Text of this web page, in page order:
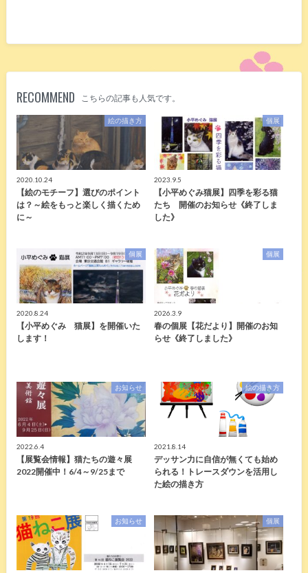
RECOMMEND こちらの記事も人気です。
絵の描き方
2020.10.24
【絵のモチーフ】選びのポイント
は？～絵をもっと楽しく描くため
に～
個展
2023.9.5
【小平めぐみ猫展】四季を彩る猫
たち 開催のお知らせ《終了しま
した》
個展
2020.8.24
【小平めぐみ 猫展】を開催いた
します！
個展
2026.3.9
春の個展【花だより】開催のお知
らせ《終了しました》
お知らせ
2022.6.4
【展覧会情報】猫たちの遊々展
2022開催中！6/4～9/25まで
絵の描き方
2021.8.14
デッサン力に自信が無くても始め
られる！トレースダウンを活用し
た絵の描き方
お知らせ 個展